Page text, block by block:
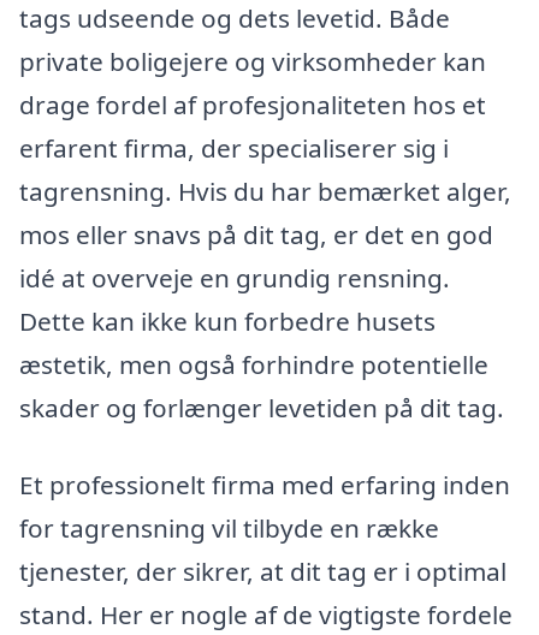
tags udseende og dets levetid. Både
private boligejere og virksomheder kan
drage fordel af profesjonaliteten hos et
erfarent firma, der specialiserer sig i
tagrensning. Hvis du har bemærket alger,
mos eller snavs på dit tag, er det en god
idé at overveje en grundig rensning.
Dette kan ikke kun forbedre husets
æstetik, men også forhindre potentielle
skader og forlænger levetiden på dit tag.
Et professionelt firma med erfaring inden
for tagrensning vil tilbyde en række
tjenester, der sikrer, at dit tag er i optimal
stand. Her er nogle af de vigtigste fordele